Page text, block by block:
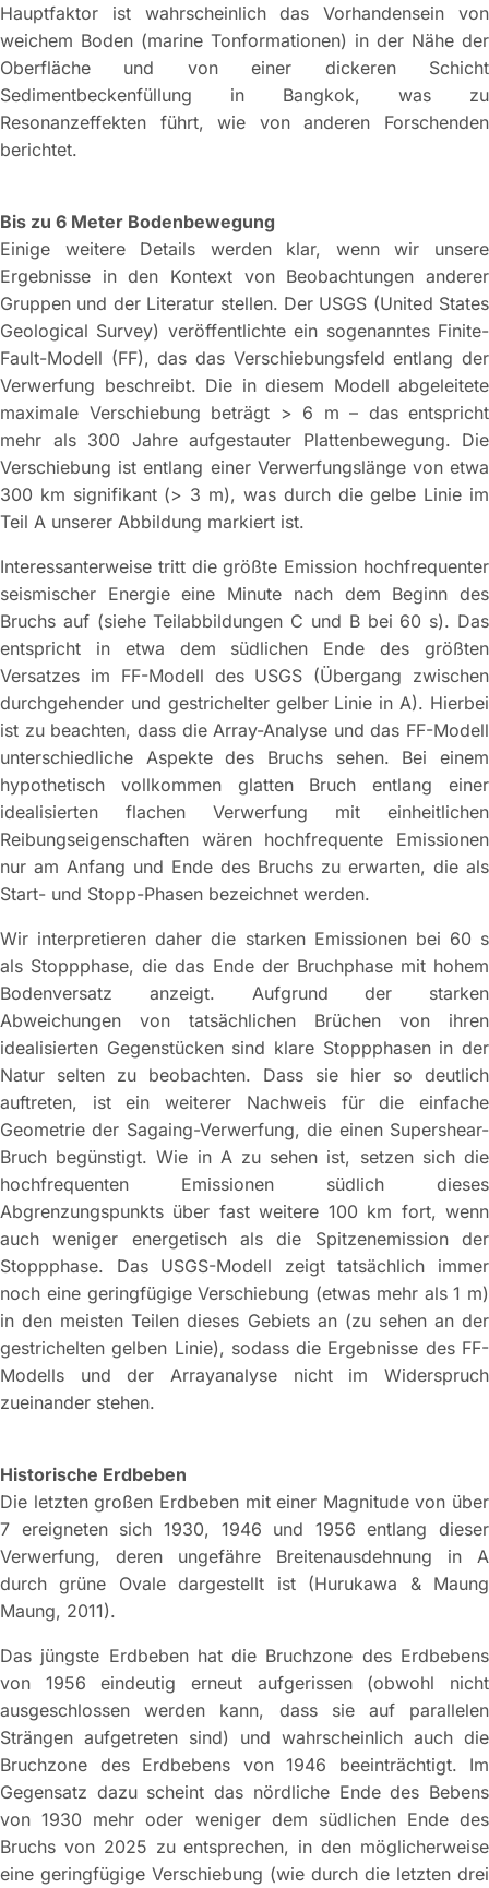
Hauptfaktor ist wahrscheinlich das Vorhandensein von
weichem Boden (marine Tonformationen) in der Nähe der
Oberfläche und von einer dickeren Schicht
Sedimentbeckenfüllung in Bangkok, was zu
Resonanzeffekten führt, wie von anderen Forschenden
berichtet.
Bis zu 6 Meter Bodenbewegung
Einige weitere Details werden klar, wenn wir unsere
Ergebnisse in den Kontext von Beobachtungen anderer
Gruppen und der Literatur stellen. Der USGS (United States
Geological Survey) veröffentlichte ein sogenanntes Finite-
Fault-Modell (FF), das das Verschiebungsfeld entlang der
Verwerfung beschreibt. Die in diesem Modell abgeleitete
maximale Verschiebung beträgt > 6 m – das entspricht
mehr als 300 Jahre aufgestauter Plattenbewegung. Die
Verschiebung ist entlang einer Verwerfungslänge von etwa
300 km signifikant (> 3 m), was durch die gelbe Linie im
Teil A unserer Abbildung markiert ist.
Interessanterweise tritt die größte Emission hochfrequenter
seismischer Energie eine Minute nach dem Beginn des
Bruchs auf (siehe Teilabbildungen C und B bei 60 s). Das
entspricht in etwa dem südlichen Ende des größten
Versatzes im FF-Modell des USGS (Übergang zwischen
durchgehender und gestrichelter gelber Linie in A). Hierbei
ist zu beachten, dass die Array-Analyse und das FF-Modell
unterschiedliche Aspekte des Bruchs sehen. Bei einem
hypothetisch vollkommen glatten Bruch entlang einer
idealisierten flachen Verwerfung mit einheitlichen
Reibungseigenschaften wären hochfrequente Emissionen
nur am Anfang und Ende des Bruchs zu erwarten, die als
Start- und Stopp-Phasen bezeichnet werden.
Wir interpretieren daher die starken Emissionen bei 60 s
als Stoppphase, die das Ende der Bruchphase mit hohem
Bodenversatz anzeigt. Aufgrund der starken
Abweichungen von tatsächlichen Brüchen von ihren
idealisierten Gegenstücken sind klare Stoppphasen in der
Natur selten zu beobachten. Dass sie hier so deutlich
auftreten, ist ein weiterer Nachweis für die einfache
Geometrie der Sagaing-Verwerfung, die einen Supershear-
Bruch begünstigt. Wie in A zu sehen ist, setzen sich die
hochfrequenten Emissionen südlich dieses
Abgrenzungspunkts über fast weitere 100 km fort, wenn
auch weniger energetisch als die Spitzenemission der
Stoppphase. Das USGS-Modell zeigt tatsächlich immer
noch eine geringfügige Verschiebung (etwas mehr als 1 m)
in den meisten Teilen dieses Gebiets an (zu sehen an der
gestrichelten gelben Linie), sodass die Ergebnisse des FF-
Modells und der Arrayanalyse nicht im Widerspruch
zueinander stehen.
Historische Erdbeben
Die letzten großen Erdbeben mit einer Magnitude von über
7 ereigneten sich 1930, 1946 und 1956 entlang dieser
Verwerfung, deren ungefähre Breitenausdehnung in A
durch grüne Ovale dargestellt ist (Hurukawa & Maung
Maung, 2011).
Das jüngste Erdbeben hat die Bruchzone des Erdbebens
von 1956 eindeutig erneut aufgerissen (obwohl nicht
ausgeschlossen werden kann, dass sie auf parallelen
Strängen aufgetreten sind) und wahrscheinlich auch die
Bruchzone des Erdbebens von 1946 beeinträchtigt. Im
Gegensatz dazu scheint das nördliche Ende des Bebens
von 1930 mehr oder weniger dem südlichen Ende des
Bruchs von 2025 zu entsprechen, in den möglicherweise
eine geringfügige Verschiebung (wie durch die letzten drei